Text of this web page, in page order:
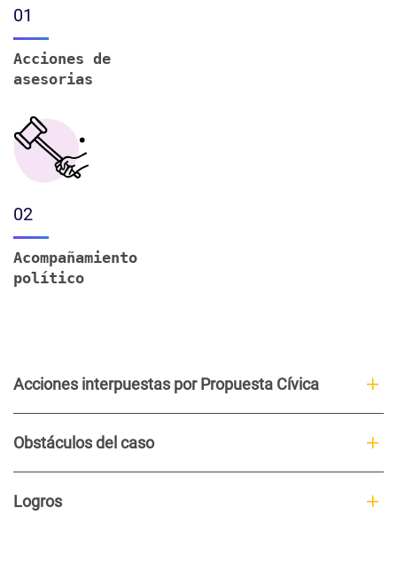
01
Acciones de
asesorias
02
Acompañamiento
político
Acciones interpuestas por Propuesta Cívica
Obstáculos del caso
Logros